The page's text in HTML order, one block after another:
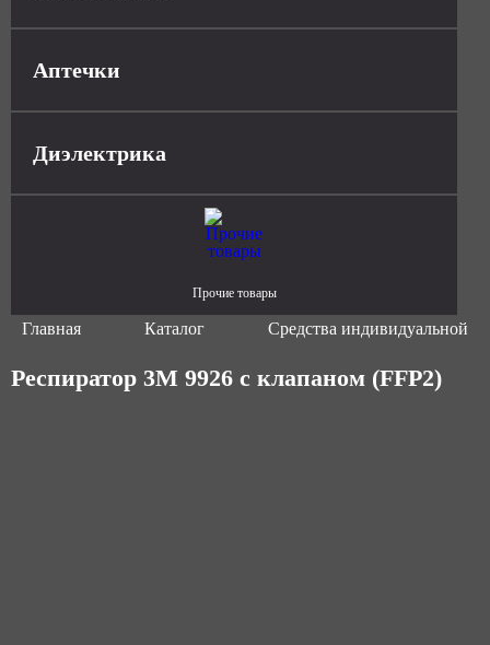
Аптечки
Диэлектрика
Прочие товары
Главная Каталог Средства индивидуальной
Респиратор 3М 9926 с клапаном (FFP2)